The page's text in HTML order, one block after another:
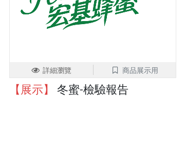
詳細瀏覽 商品展示用
【展示】 冬蜜-檢驗報告